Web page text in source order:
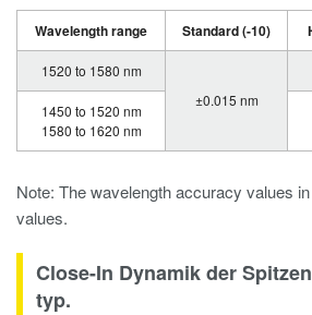
Wavelength range Standard (-10)
1520 to 1580 nm
±0.015 nm
1450 to 1520 nm
1580 to 1620 nm
Note: The wavelength accuracy values
values.
Close-In Dynamik der
typ.